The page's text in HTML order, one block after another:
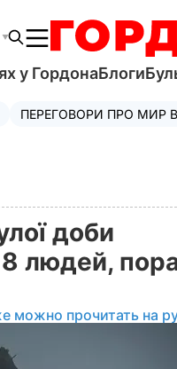
у ГордонаБлоги
ПЕРЕГОВОРИ ПРО МИР В
доби
людей,
можно прочитать на